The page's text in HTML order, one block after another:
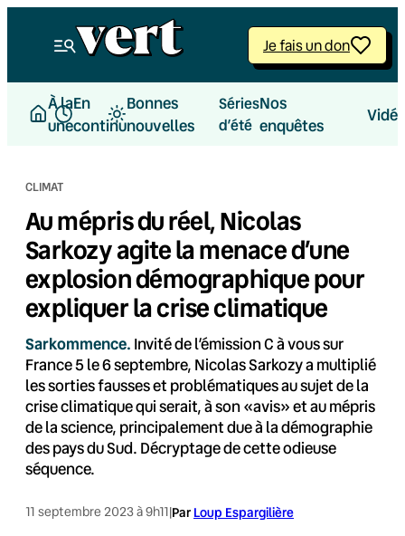
Je fais un don
À la
une
En
continu
Bonnes
nouvelles
Séries
d’été
Nos
enquêtes
CLIMAT
Au mépris du réel, Nicolas
Sarkozy agite la menace d’une
explosion démographique pour
expliquer la crise climatique
Sarkommence. Invité de l’émission C à vous sur
France 5 le 6 septembre, Nicolas Sarkozy a multiplié
les sorties fausses et problématiques au sujet de la
crise climatique qui serait, à son «avis» et au mépris
de la science, principalement due à la démographie
des pays du Sud. Décryptage de cette odieuse
séquence.
11 septembre 2023 à 9h11|Par Loup Espargilière